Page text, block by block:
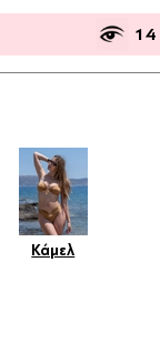
14
Κάμελ